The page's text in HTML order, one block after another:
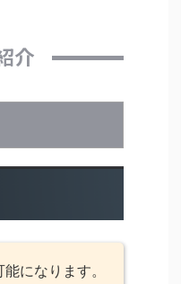
介
になります。